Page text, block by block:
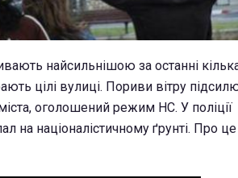
найсильнішою за останні
цілі вулиці. Пориви вітру
оголошений режим НС. У поліції
на націоналістичному ґрунті. Про